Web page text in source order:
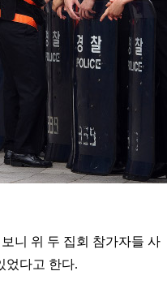
니 위 두 집회 참가자들 사
었다고 한다.